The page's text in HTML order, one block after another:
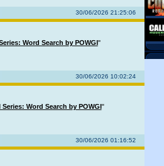
30/06/2026 21:25:06
Word Search by POWGI"
30/06/2026 10:02:24
Series: Word Search by POWGI"
30/06/2026 01:16:52